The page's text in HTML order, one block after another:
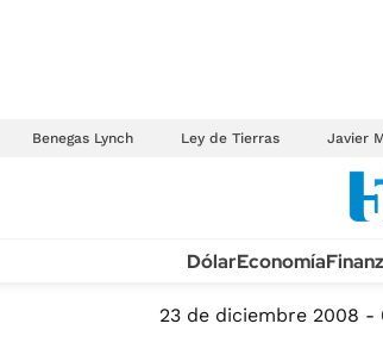
Benegas Lynch Ley de Tierras Javier
TECNOLOGÍA
MÉXICO
DólarEconomía
23 de diciembre 2008 -